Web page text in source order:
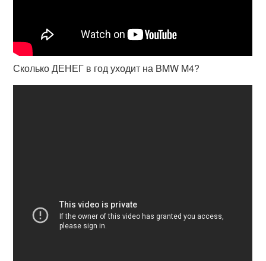
Сколько ДЕНЕГ в год уходит на BMW M4?